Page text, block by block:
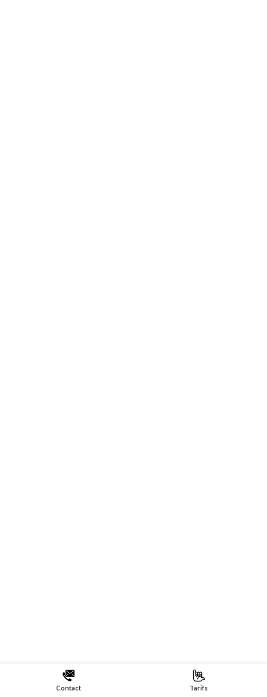
Contact Tarifs